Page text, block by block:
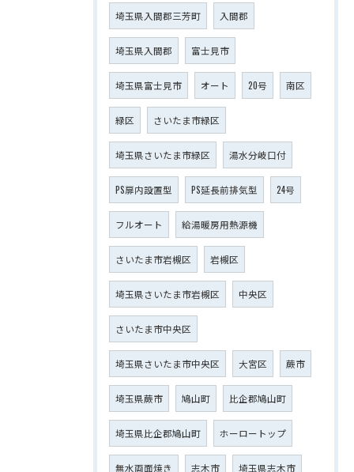
埼玉県入間郡三芳町 入間郡
埼玉県入間郡 富士見市
埼玉県富士見市 オート 20号 南区
緑区 さいたま市緑区
埼玉県さいたま市緑区 湯水分岐口付
PS扉内設置型 PS延長前排気型 24号
フルオート 給湯暖房用熱源機
さいたま市岩槻区 岩槻区
埼玉県さいたま市岩槻区 中央区
さいたま市中央区
埼玉県さいたま市中央区 大宮区 蕨市
埼玉県蕨市 鳩山町 比企郡鳩山町
埼玉県比企郡鳩山町 ホーロートップ
無水両面焼き 志木市 埼玉県志木市